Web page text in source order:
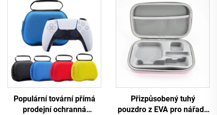
kytary, houslí, ukulele a
dalších hudebních nástrojů
se zipem
individuálně navržené
lékařské úložné pouzdro
pro stetoskopy
Populární tovární přímá
prodejní ochranná
Přizpůsobený tuhý
pouzdro z EVA pro nářadí,